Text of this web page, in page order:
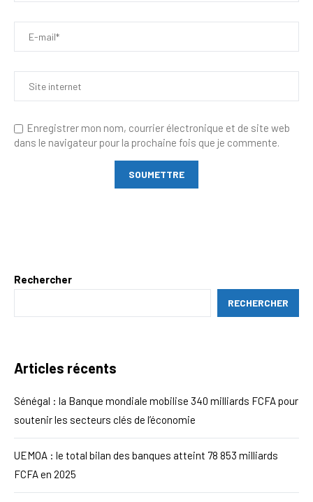
Enregistrer mon nom, courrier électronique et de site web
dans le navigateur pour la prochaine fois que je commente.
Rechercher
RECHERCHER
Articles récents
Sénégal : la Banque mondiale mobilise 340 milliards FCFA pour
soutenir les secteurs clés de l’économie
UEMOA : le total bilan des banques atteint 78 853 milliards
FCFA en 2025